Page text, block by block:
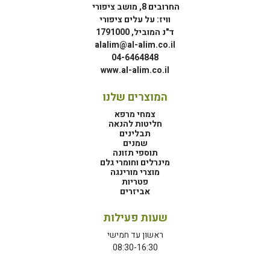
החרובים 8, מושב ציפורי
וויז: על עלים ציפורי
ד"נ המוביל, 1791000
alalim@al-alim.co.il
04-6464848
www.al-alim.co.il
המוצרים שלנו
צמחי מרפא
חליטות להנאה
תבלינים
שמנים
תוספי תזונה
מינרלים וחומרי גלם
מוצרי מורינגה
פטריות
אביזרים
שעות פעילות
ראשון עד חמישי
08:30-16:30